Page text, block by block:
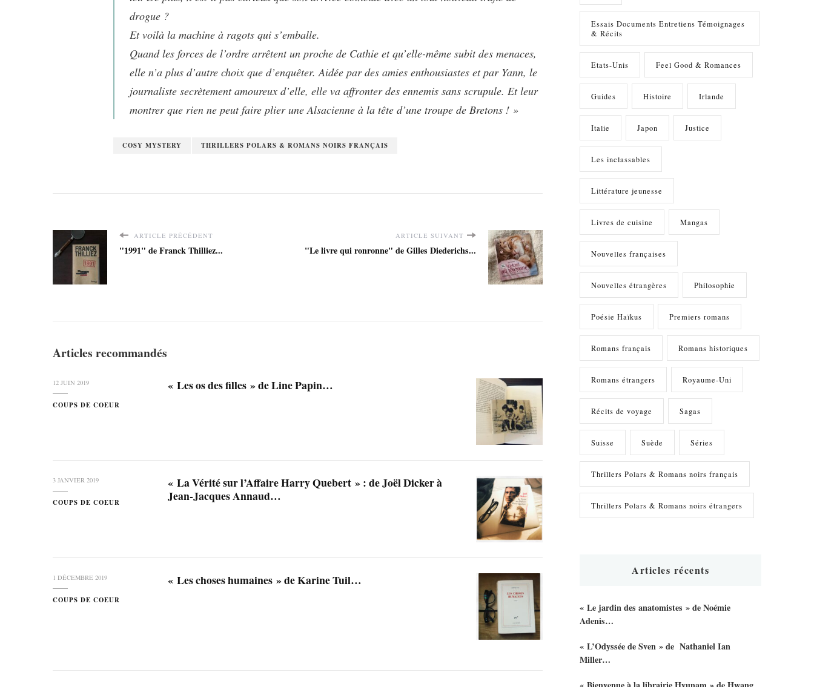
drogue ?
Et voilà la machine à ragots qui s’emballe.
Quand les forces de l’ordre arrêtent un proche de Cathie et qu’elle-même subit des menaces,
elle n’a plus d’autre choix que d’enquêter. Aidée par des amies enthousiastes et par Yann, le
journaliste secrètement amoureux d’elle, elle va affronter des ennemis sans scrupule. Et leur
montrer que rien ne peut faire plier une Alsacienne à la tête d’une troupe de Bretons ! »
COSY MYSTERY THRILLERS POLARS & ROMANS NOIRS FRANÇAIS
ARTICLE PRÉCÉDENT
"1991" de Franck Thilliez...
ARTICLE SUIVANT
"Le livre qui ronronne" de Gilles Diederichs...
Articles recommandés
12 JUIN 2019
COUPS DE COEUR
« Les os des filles » de Line Papin…
3 JANVIER 2019
COUPS DE COEUR
« La Vérité sur l’Affaire Harry Quebert » : de Joël Dicker à
Jean-Jacques Annaud…
1 DÉCEMBRE 2019
COUPS DE COEUR
« Les choses humaines » de Karine Tuil…
Essais Documents Entretiens Témoignages
& Récits
Etats-Unis Feel Good & Romances
Guides Histoire Irlande
Italie Japon Justice
Les inclassables
Littérature jeunesse
Livres de cuisine Mangas
Nouvelles françaises
Nouvelles étrangères Philosophie
Poésie Haïkus Premiers romans
Romans français Romans historiques
Romans étrangers Royaume-Uni
Récits de voyage Sagas
Suisse Suède Séries
Thrillers Polars & Romans noirs français
Thrillers Polars & Romans noirs étrangers
Articles récents
« Le jardin des anatomistes » de Noémie
Adenis…
« L’Odyssée de Sven » de Nathaniel Ian
Miller…